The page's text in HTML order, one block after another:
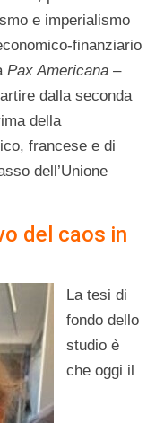
e imperialismo
finanziario
Pax Americana –
dalla seconda
della
francese e di
dell’Unione
del caos in
La tesi di
fondo dello
studio è
che oggi il